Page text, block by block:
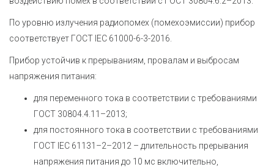
По уровню излучения радиопомех (помехоэмиссии) прибор
соответствует ГОСТ IEC 61000-6-3-2016
Прибор устойчив к прерываниям, провалам и выбросам
напряжения питания:
для переменного тока в соответствии с требованиями
ГОСТ 30804.4.11–2013;
для постоянного тока в соответствии с требованиями
ГОСТ IEC 61131–2–2012 – длительность прерывания
напряжения питания до 10 мс включительно,